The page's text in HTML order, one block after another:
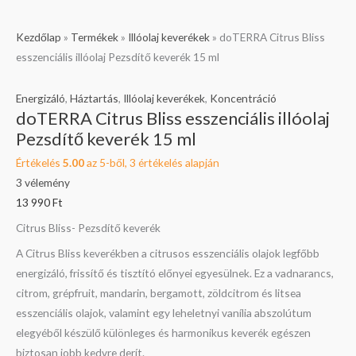
Kezdőlap » Termékek » Illóolaj keverékek » doTERRA Citrus Bliss
esszenciális illóolaj Pezsdítő keverék 15 ml
Energizáló, Háztartás, Illóolaj keverékek, Koncentráció
doTERRA Citrus Bliss esszenciális illóolaj
Pezsdítő keverék 15 ml
Értékelés 5.00az 5-ből, 3 értékelés alapján
3 vélemény
13 990Ft
Citrus Bliss- Pezsdítő keverék
A Citrus Bliss keverékben a citrusos esszenciális olajok legfőbb
energizáló, frissítő és tisztító előnyei egyesülnek. Ez a vadnarancs,
citrom, grépfruit, mandarin, bergamott, zöldcitrom és litsea
esszenciális olajok, valamint egy leheletnyi vanília abszolútum
elegyéből készülő különleges és harmonikus keverék egészen
biztosan jobb kedvre derít.
doTERRA
Citrus
esszenciális
illóolaj
Pezsdítő
keverék